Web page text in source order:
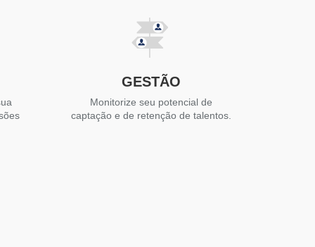
GESTÃO
Monitorize seu potencial de
captação e de retenção de talentos.